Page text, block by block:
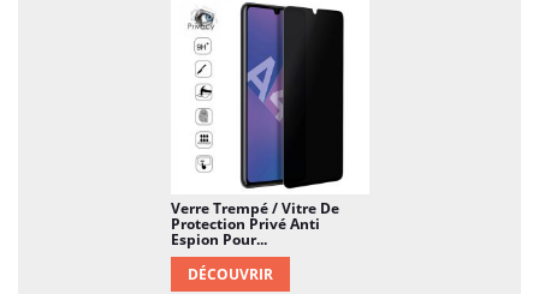
Verre Trempé / Vitre De
Protection Privé Anti
Espion Pour...
DÉCOUVRIR